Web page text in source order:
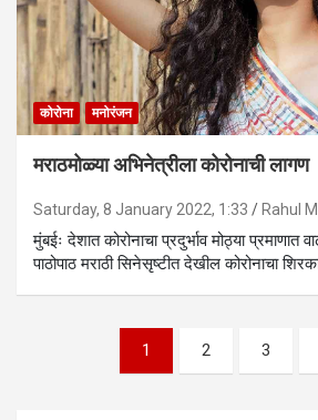
कोरोना मनोरंजन
मराठमोळ्या अभिनेत्रीला कोरोनाची लागण
Saturday, 8 January 2022, 1:33 Rahul
मुंबईः देशात कोरोनाचा प्रदुर्भाव मोठ्या प्रमाणात
पाठोपाठ मराठी सिनेसृष्टीत देखील कोरोनाचा
pagination
1 2 3